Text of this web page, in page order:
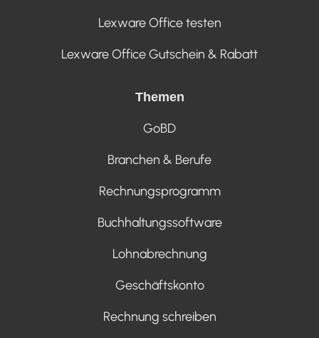
Lexware Office testen
Lexware Office Gutschein & Rabatt
Themen
GoBD
Branchen & Berufe
Rechnungsprogramm
Buchhaltungssoftware
Lohnabrechnung
Geschäftskonto
Rechnung schreiben